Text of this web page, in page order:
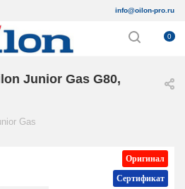
info@oilon-pro.ru
0
Junior Gas G80,
Gas
Оригинал
Сертификат